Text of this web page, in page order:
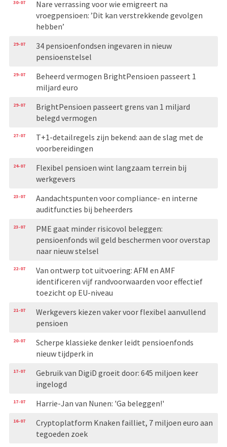
30-07
Nare verrassing voor wie emigreert na
vroegpensioen: ’Dit kan verstrekkende gevolgen
hebben’
29-07
34 pensioenfondsen ingevaren in nieuw
pensioenstelsel
29-07
Beheerd vermogen BrightPensioen passeert 1
miljard euro
29-07
BrightPensioen passeert grens van 1 miljard
belegd vermogen
27-07
T+1-detailregels zijn bekend: aan de slag met de
voorbereidingen
24-07
Flexibel pensioen wint langzaam terrein bij
werkgevers
23-07
Aandachtspunten voor compliance- en interne
auditfuncties bij beheerders
23-07
PME gaat minder risicovol beleggen:
pensioenfonds wil geld beschermen voor overstap
naar nieuw stelsel
22-07
Van ontwerp tot uitvoering: AFM en AMF
identificeren vijf randvoorwaarden voor effectief
toezicht op EU-niveau
21-07
Werkgevers kiezen vaker voor flexibel aanvullend
pensioen
20-07
Scherpe klassieke denker leidt pensioenfonds
nieuw tijdperk in
17-07
Gebruik van DigiD groeit door: 645 miljoen keer
ingelogd
17-07 Harrie-Jan van Nunen: 'Ga beleggen!'
16-07
Cryptoplatform Knaken failliet, 7 miljoen euro aan
tegoeden zoek